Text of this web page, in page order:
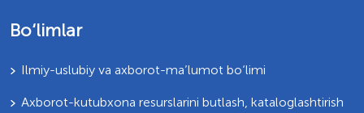
Bo‘limlar
Ilmiy-uslubiy va axborot-ma’lumot bo‘limi
Axborot-kutubxona resurslarini butlash, kataloglashtirish